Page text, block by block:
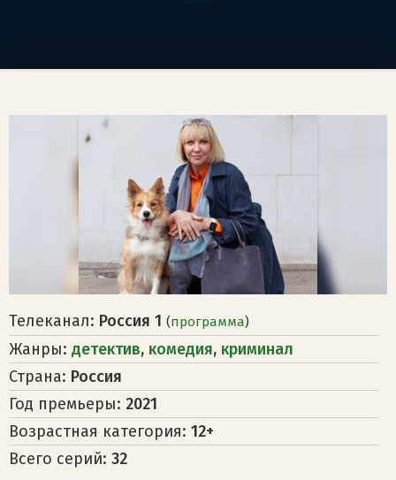
Телеканал: Россия 1 (программа)
Жанры: детектив, комедия, криминал
Страна: Россия
Год премьеры: 2021
Возрастная категория: 12+
Всего серий: 32